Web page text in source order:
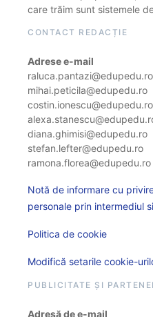
care trăim sunt sistemele
CONTACT REDACȚIE
Adrese e-mail
raluca.pantazi@edupedu.ro
mihai.peticila@edupedu.ro
costin.ionescu@edupedu.ro
diana.ghimisi@edupedu.ro
stefan.lefter@edupedu.ro
ramona.florea@edupedu.ro
Notă de informare cu
personale prin intermediul
Politica de cookie
Modifică setarile cookie-
PUBLICITATE ȘI
Adresă de e-mail